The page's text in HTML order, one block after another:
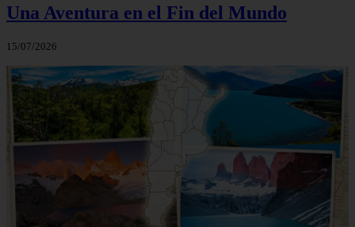
Una Aventura en el Fin del Mundo
15/07/2026